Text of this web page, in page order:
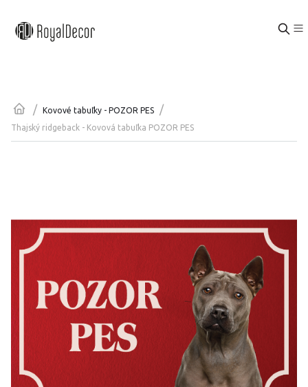
/ Kovové tabuľky - POZOR PES /
Thajský ridgeback - Kovová tabuľka POZOR PES